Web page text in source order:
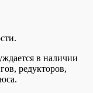
в наличии
редукторов,